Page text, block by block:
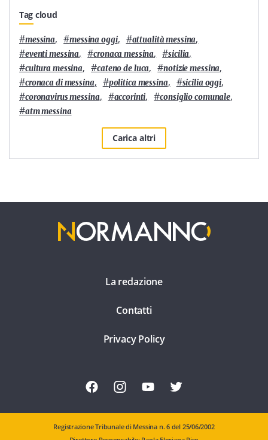
Tag cloud
#messina, #messina oggi, #attualità messina,
#eventi messina, #cronaca messina, #sicilia,
#cultura messina, #cateno de luca, #notizie messina,
#cronaca di messina, #politica messina, #sicilia oggi,
#coronavirus messina, #accorinti, #consiglio comunale,
#atm messina
Carica altri
La redazione
Contatti
Privacy Policy
Registrazione Tribunale di Messina n. 6 del 25/06/2002